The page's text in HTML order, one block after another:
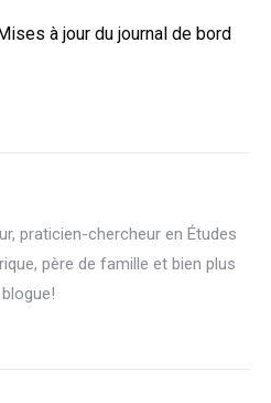
à jour du journal de bord
praticien-chercheur en Études
père de famille et bien plus